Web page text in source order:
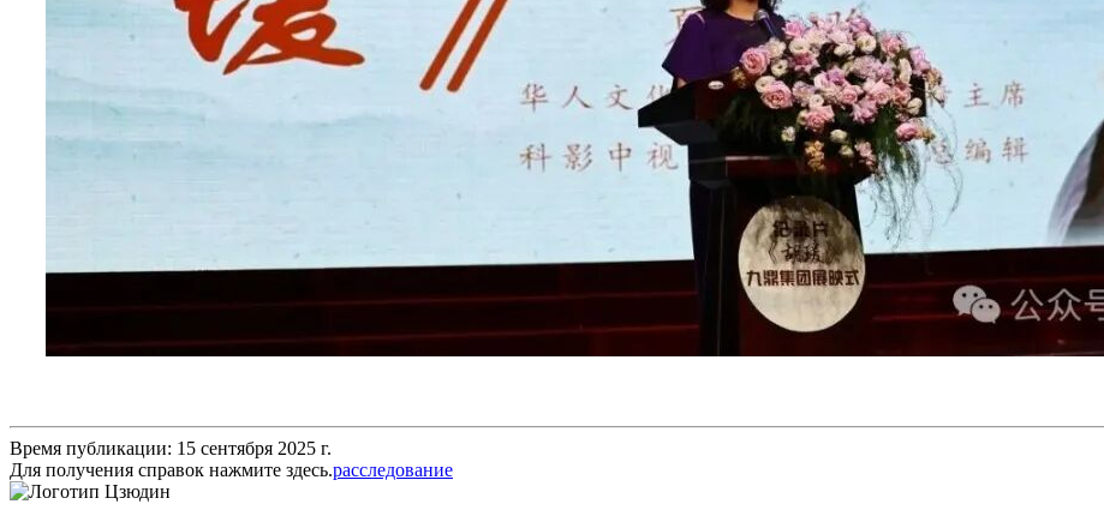
Время публикации: 15 сентября 2025 г.
Для получения справок нажмите здесь.расследование